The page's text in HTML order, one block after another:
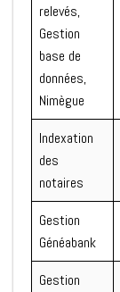
relevés,
Gestion
base de
données,
Nimègue
Indexation
des
notaires
Gestion
Généabank
Gestion